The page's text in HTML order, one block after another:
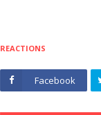
REACTIONS
Facebook